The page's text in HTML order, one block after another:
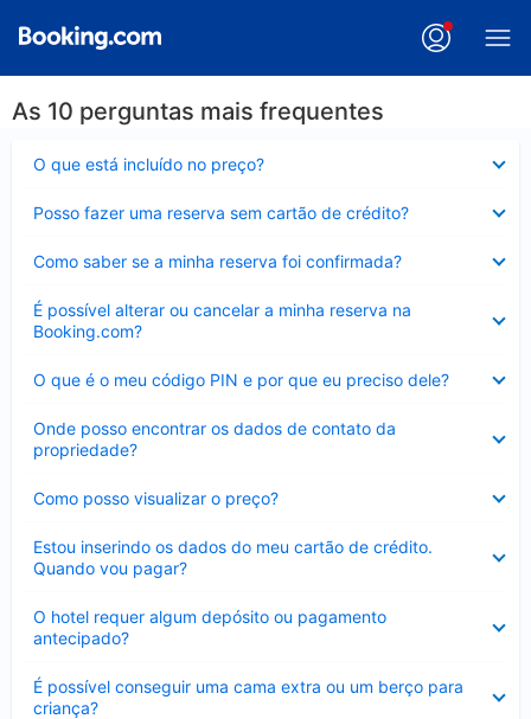
As 10 perguntas mais frequentes
O que está incluído no preço?
Posso fazer uma reserva sem cartão de crédito?
Como saber se a minha reserva foi confirmada?
É possível alterar ou cancelar a minha reserva na
Booking.com?
Contraído
O que é o meu código PIN e por que eu preciso dele?
Onde posso encontrar os dados de contato da
propriedade?
Como posso visualizar o preço?
Estou inserindo os dados do meu cartão de crédito.
Quando vou pagar?
O hotel requer algum depósito ou pagamento
antecipado?
É possível conseguir uma cama extra ou um berço para
criança?
Contraído